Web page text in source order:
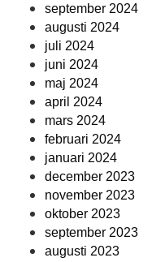
september 2024
augusti 2024
juli 2024
juni 2024
maj 2024
april 2024
mars 2024
februari 2024
januari 2024
december 2023
november 2023
oktober 2023
september 2023
augusti 2023